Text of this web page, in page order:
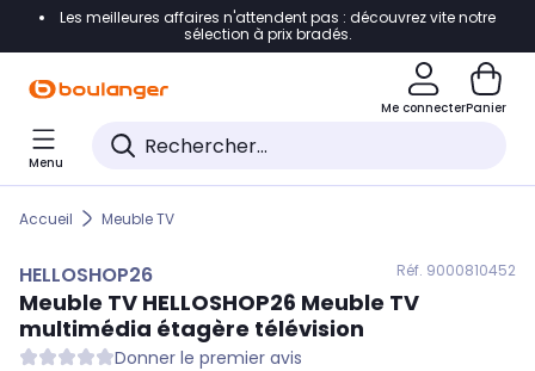
Accéder directement à la navigation
Accéder directement au pied de page
Accéder directement au chatbot
Les meilleures affaires n'attendent pas : découvrez vite notre
sélection à prix bradés.
Me connecterPanier
Menu
Accueil Meuble TV
HELLOSHOP26 Réf. 9000810452
Meuble TV HELLOSHOP26 Meuble TV
multimédia étagère télévision
Donner le premier avis